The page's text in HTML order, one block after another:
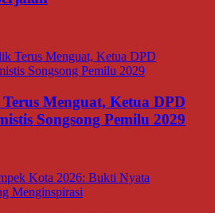
Menguat, Ketua DPD
Songsong Pemilu 2029